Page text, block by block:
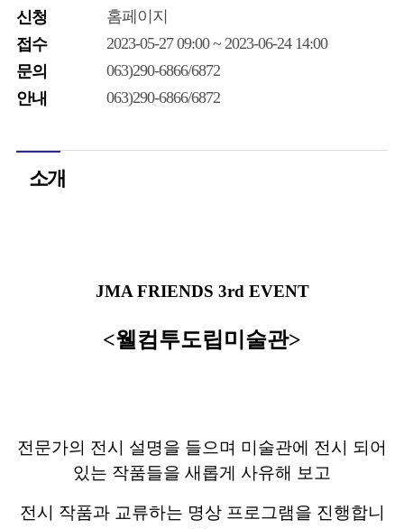
신청
홈페이지
접수
2023-05-27 09:00 ~ 2023-06-24 14:00
문의
063)290-6866/6872
안내
063)290-6866/6872
소개
JMA FRIENDS 3rd EVENT
<웰컴투도립미술관>
전문가의 전시 설명을 들으며 미술관에 전시 되어
있는 작품들을 새롭게 사유해 보고
전시 작품과 교류하는 명상 프로그램을 진행합니